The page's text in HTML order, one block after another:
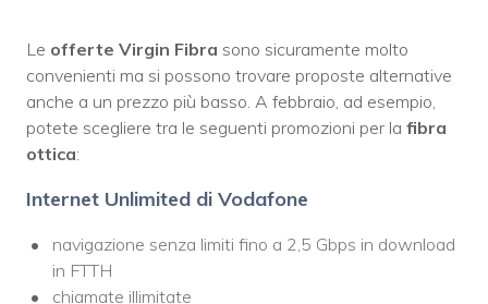
Le offerte Virgin Fibra sono sicuramente molto
convenienti ma si possono trovare proposte alternative
anche a un prezzo più basso. A febbraio, ad esempio,
potete scegliere tra le seguenti promozioni per la fibra
ottica:
Internet Unlimited di Vodafone
navigazione senza limiti fino a 2,5 Gbps in download
in FTTH
chiamate illimitate